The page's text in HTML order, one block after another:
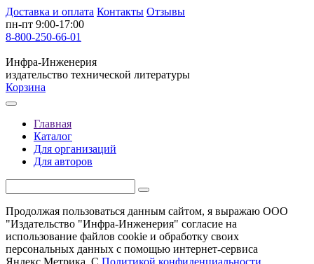
Доставка и оплата Контакты Отзывы
пн-пт 9:00-17:00
8-800-250-66-01
Инфра-Инженерия
издательство технической литературы
Корзина
Главная
Каталог
Для организаций
Для авторов
Продолжая пользоваться данным сайтом, я выражаю ООО
"Издательство "Инфра-Инженерия" согласие на
использование файлов cookie и обработку своих
персональных данных с помощью интернет-сервиса
Яндекс.Метрика. С Политикой конфиденциальности